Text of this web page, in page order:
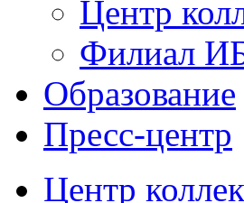
Центр
Филиал
Образование
Пресс-центр
Центр